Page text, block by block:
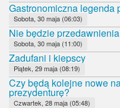
Gastronomiczna legenda
Sobota, 30 maja (06:03)
Nie będzie
Sobota, 30 maja (11:00)
Zadufani i kiepscy
Piątek, 29 maja (08:19)
Czy będą kolejne nowe
prezydenturę?
Czwartek, 28 maja (05:48)